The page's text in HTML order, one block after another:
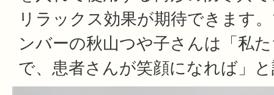
リラックス効果が期待できます
ンバーの秋山つや子さんは「私
で、患者さんが笑顔になれば」